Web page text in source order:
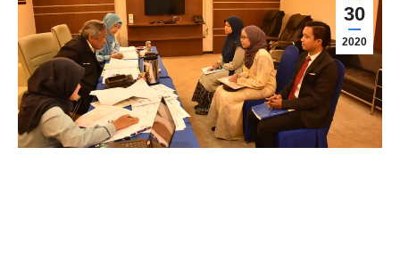
30
2020